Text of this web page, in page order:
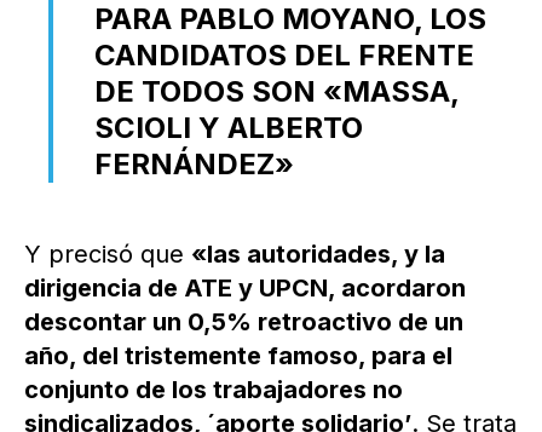
PARA PABLO MOYANO, LOS
CANDIDATOS DEL FRENTE
DE TODOS SON «MASSA,
SCIOLI Y ALBERTO
FERNÁNDEZ»
Y precisó que «las autoridades, y la
dirigencia de ATE y UPCN, acordaron
descontar un 0,5% retroactivo de un
año, del tristemente famoso, para el
conjunto de los trabajadores no
sindicalizados, ´aporte solidario’. Se trata